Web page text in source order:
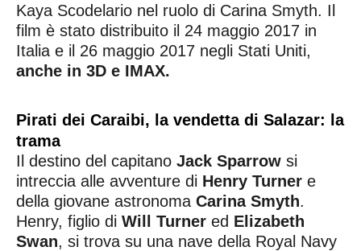
Kaya Scodelario nel ruolo di Carina Smyth. Il
film è stato distribuito il 24 maggio 2017 in
Italia e il 26 maggio 2017 negli Stati Uniti,
anche in 3D e IMAX.
Pirati dei Caraibi, la vendetta di Salazar: la
trama
Il destino del capitano Jack Sparrow si
intreccia alle avventure di Henry Turner e
della giovane astronoma Carina Smyth.
Henry, figlio di Will Turner ed Elizabeth
Swan, si trova su una nave della Royal Navy